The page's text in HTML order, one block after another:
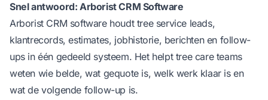
Snel antwoord: Arborist CRM Software
Arborist CRM software houdt tree service leads,
klantrecords, estimates, jobhistorie, berichten en follow-
ups in één gedeeld systeem. Het helpt tree care teams
weten wie belde, wat gequote is, welk werk klaar is en
wat de volgende follow-up is.